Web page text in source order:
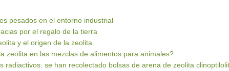
pesados en el entorno industrial
por el regalo de la tierra
y el origen de la zeolita.
zeolita en las mezclas de alimentos para animales?
radiactivos: se han recolectado bolsas de arena de zeolita